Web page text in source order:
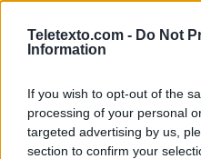
Teletexto.com - Do Not
Information
If you wish to opt-out of the
processing of your personal
targeted advertising by us,
section to confirm your